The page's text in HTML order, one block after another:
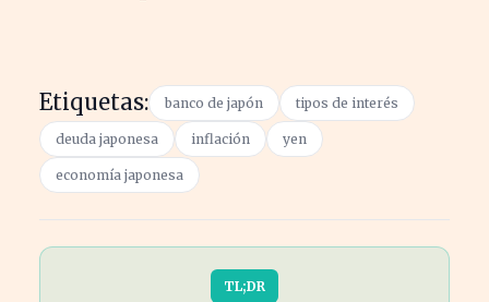
Etiquetas: banco de japón tipos de interés
deuda japonesa inflación yen
economía japonesa
TL;DR